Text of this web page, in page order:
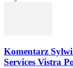
Komentarz
Services Vistra